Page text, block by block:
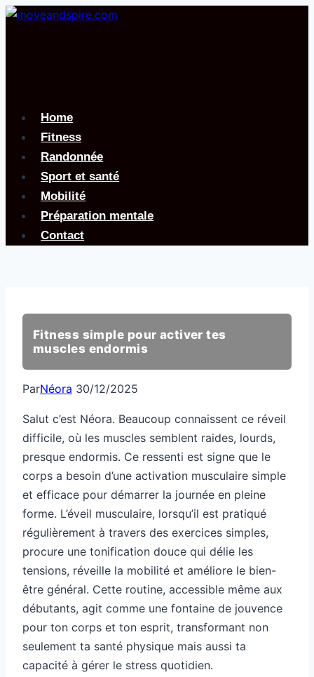
Aller
Home
Fitness
Randonnée
Sport et santé
Mobilité
Préparation mentale
Contact
Fitness simple pour activer tes
muscles endormis
ParNéora 30/12/2025
Salut c’est Néora. Beaucoup connaissent ce réveil
difficile, où les muscles semblent raides, lourds,
presque endormis. Ce ressenti est signe que le
corps a besoin d’une activation musculaire simple
et efficace pour démarrer la journée en pleine
forme. L’éveil musculaire, lorsqu’il est pratiqué
régulièrement à travers des exercices simples,
procure une tonification douce qui délie les
tensions, réveille la mobilité et améliore le bien-
être général. Cette routine, accessible même aux
débutants, agit comme une fontaine de jouvence
pour ton corps et ton esprit, transformant non
seulement ta santé physique mais aussi ta
capacité à gérer le stress quotidien.